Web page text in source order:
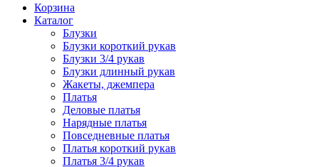
Корзина
Каталог
Блузки
Блузки короткий рукав
Блузки 3/4 рукав
Блузки длинный рукав
Жакеты, джемпера
Платья
Деловые платья
Нарядные платья
Повседневные платья
Платья короткий рукав
Платья 3/4 рукав